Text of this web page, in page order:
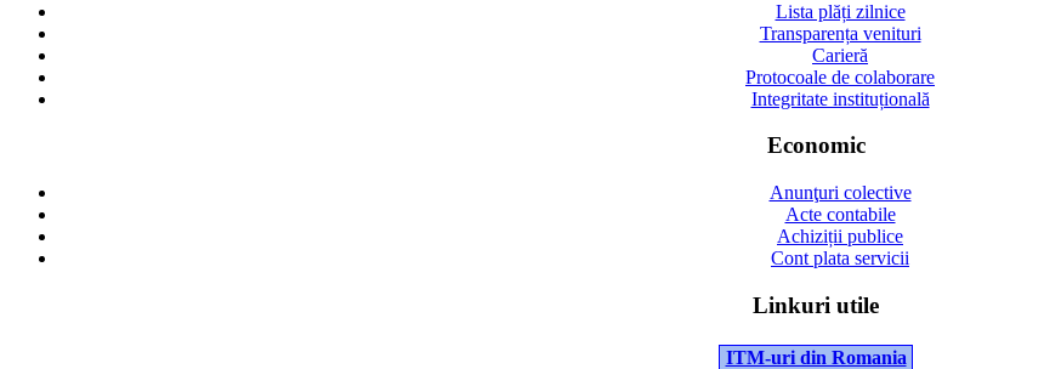
Lista plăți zilnice
Transparența venituri
Carieră
Protocoale de colaborare
Integritate instituțională
Economic
Anunţuri colective
Acte contabile
Achiziții publice
Cont plata servicii
Linkuri utile
ITM-uri din Romania